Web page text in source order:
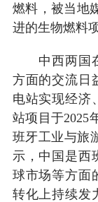
燃料，被当地
进的生物燃料
中西两国在
方面的交流日
电站实现经济
站项目于
班牙工业与旅
示，中国是西
球市场等方面
转化上持续发